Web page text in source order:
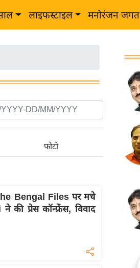
लाइफस्टाइल मनोरंजन जगत
फोटो
Bengal Files पर मचे
की प्रेस कॉन्फ्रेंस, विवाद